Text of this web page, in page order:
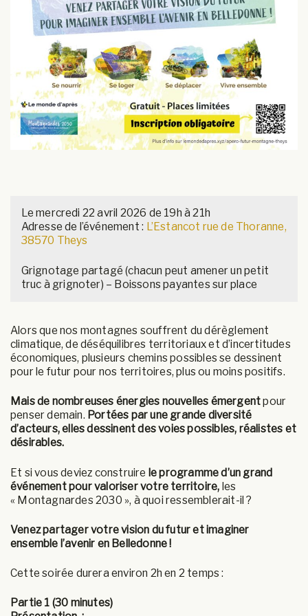
Le mercredi 22 avril 2026 de 19h à 21h
Adresse de l’événement : L’Estancot rue de Thoranne,
38570 Theys
Grignotage partagé (chacun peut amener un petit
truc à grignoter) – Boissons payantes sur place
Alors que nos montagnes souffrent du dérèglement
climatique, de déséquilibres territoriaux et d’incertitudes
économiques, plusieurs chemins possibles se dessinent
pour le futur pour nos territoires, plus ou moins positifs.
Mais de nombreuses énergies nouvelles émergentpour
penser demain. Portées par une grande diversité
d’acteurs, elles dessinent des voies possibles, réalistes et
désirables.
Et si vous deviez construire le programme d’un grand
événement pour valoriser votre territoire, les
« Montagnardes 2030 », à quoi ressemblerait-il ?
Venez partager votre vision du futur et imaginer
ensemble l’avenir en Belledonne !
Cette soirée durera environ 2h en 2 temps :
Partie 1 (30 minutes)